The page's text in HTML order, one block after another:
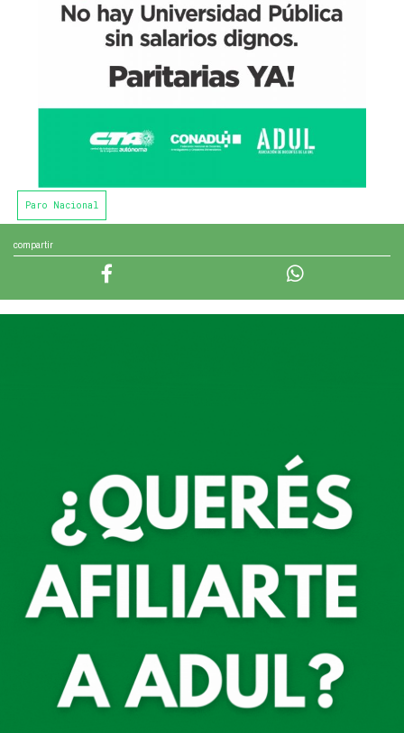
compartir
Paro Nacional